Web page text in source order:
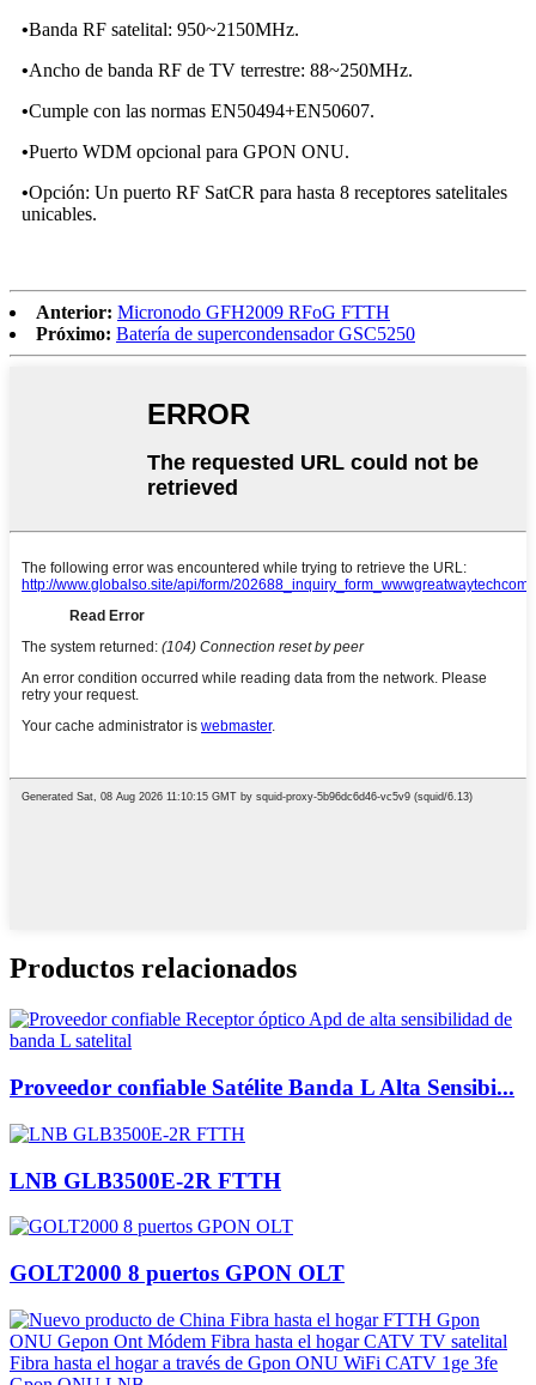
•Banda RF satelital: 950~2150MHz.
•Ancho de banda RF de TV terrestre: 88~250MHz.
•Cumple con las normas EN50494+EN50607.
•Puerto WDM opcional para GPON ONU.
•Opción: Un puerto RF SatCR para hasta 8 receptores satelitales
unicables.
Anterior: Micronodo GFH2009 RFoG FTTH
Próximo: Batería de supercondensador GSC5250
Productos relacionados
Proveedor confiable Satélite Banda L Alta Sensibi...
LNB GLB3500E-2R FTTH
GOLT2000 8 puertos GPON OLT